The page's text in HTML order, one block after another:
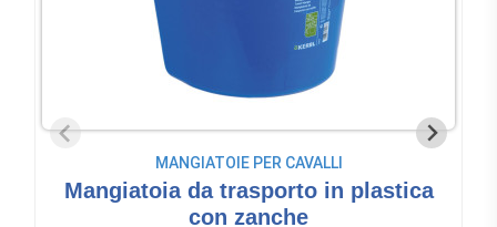
MANGIATOIE PER CAVALLI
Mangiatoia da trasporto in plastica
con zanche